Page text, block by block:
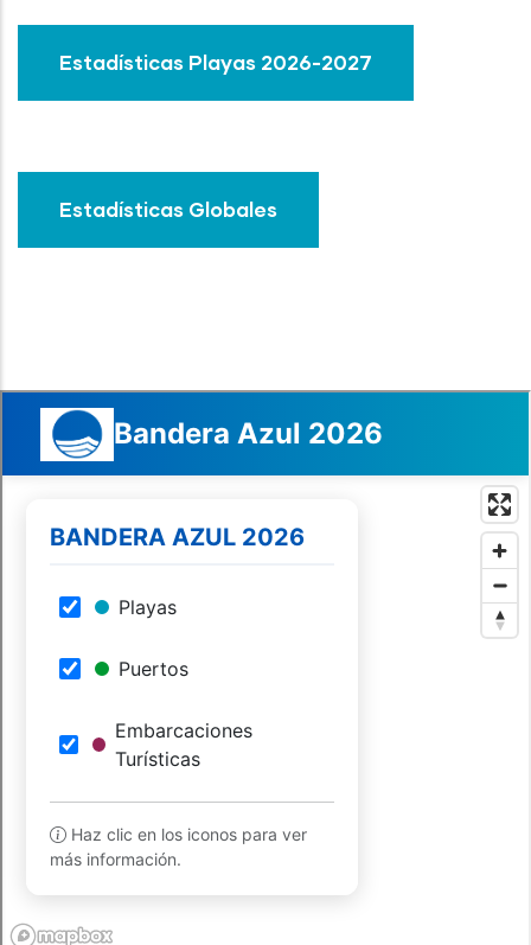
Estadísticas Playas 2026-2027
Estadísticas Globales